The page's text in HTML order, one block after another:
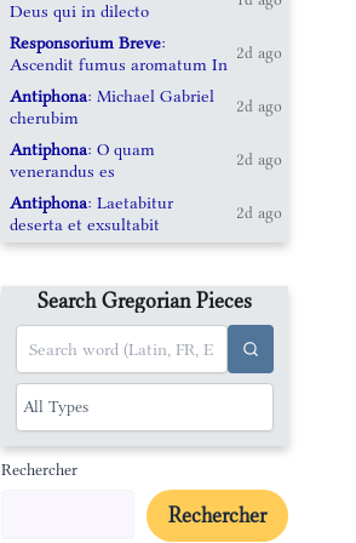
Deus qui in dilecto
Responsorium Breve:
Ascendit fumus aromatum In 2d ago
Antiphona: Michael Gabriel
cherubim
2d ago
Antiphona: O quam
venerandus es
2d ago
Antiphona: Laetabitur
deserta et exsultabit
2d ago
Search Gregorian Pieces
Rechercher
Rechercher